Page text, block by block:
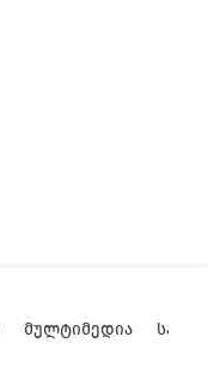
ᲛᲣᲚᲢᲘᲛᲔᲓᲘᲐ